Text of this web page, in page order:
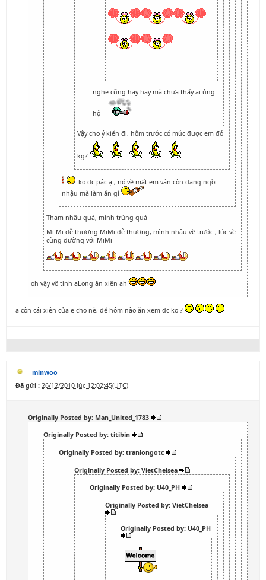
nghe cũng hay hay mà chưa thấy ai ủng
hộ
Vậy cho ý kiến đi, hôm trước có múc được em đó
kg?
ko đc pác ạ , nó về mất em vẫn còn đang ngồi
nhậu mà làm ăn gì
Tham nhậu quá, mình trúng quả
Mi Mi dễ thương MiMi dễ thương, mình nhậu về trước , lúc về
cùng đường với MiMi
oh vậy vô tình aLong ăn xiên ah`
a còn cái xiên của e cho nè, để hôm nào ăn xem đc ko ?
minwoo
Đã gửi : 26/12/2010 lúc 12:02:45(UTC)
Originally Posted by: Man_United_1783
Originally Posted by: titibin
Originally Posted by: tranlongotc
Originally Posted by: VietChelsea
Originally Posted by: U40_PH
Originally Posted by: VietChelsea
Originally Posted by: U40_PH